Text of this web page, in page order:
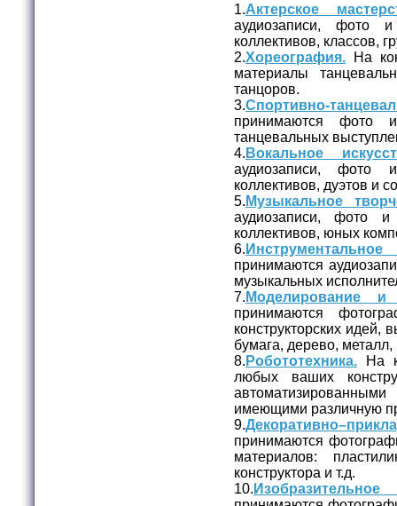
1.Актерское
аудиозаписи, фото
коллективов, классов,
2.Хореография. На
материалы
танцоров.
3.Спортивно-
принимаются фото
танцевальных
4. Вокальное
аудиозаписи, фото
коллективов, дуэтов и
5. Музыкальное
аудиозаписи, фото
коллективов, юных
6. Инструментальное
принимаются
музыкальных
7. Моделирование и
принимаются
конструкторских
бумага, дерево, металл,
8. Робототехника. На
любых ваших
имеющими различную
9.
принимаются
материалов:
конструктора и т.д.
10.